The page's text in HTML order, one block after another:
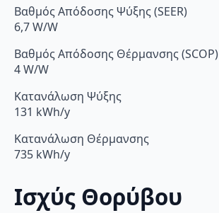
Βαθμός Απόδοσης Ψύξης (SEER)
6,7 W/W
Βαθμός Απόδοσης Θέρμανσης (SCOP)
4 W/W
Κατανάλωση Ψύξης
131 kWh/y
Κατανάλωση Θέρμανσης
735 kWh/y
Ισχύς Θορύβου